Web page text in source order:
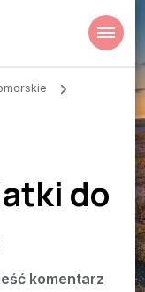
do
komentarzwe